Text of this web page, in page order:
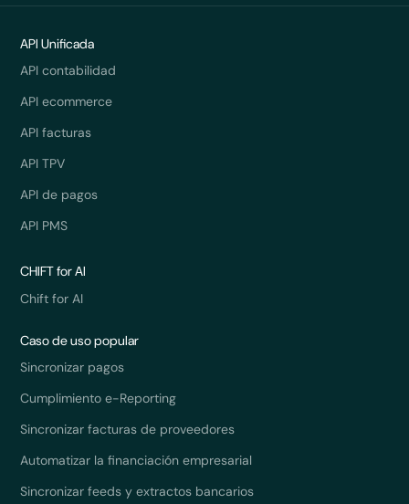
API Unificada
API contabilidad
API ecommerce
API facturas
API TPV
API de pagos
API PMS
CHIFT for AI
Chift for AI
Caso de uso popular
Sincronizar pagos
Cumplimiento e-Reporting
Sincronizar facturas de proveedores
Automatizar la financiación empresarial
Sincronizar feeds y extractos bancarios